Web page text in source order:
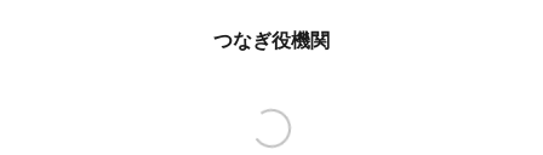
つなぎ役機関